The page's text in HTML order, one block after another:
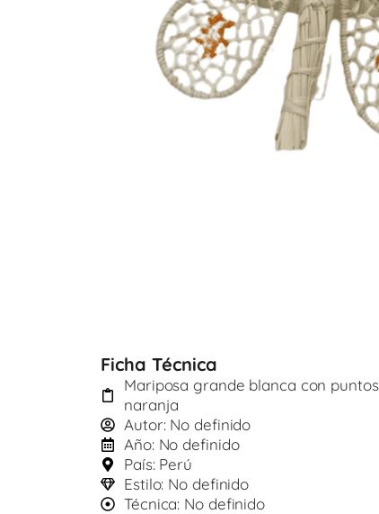
Ficha Técnica
Mariposa grande blanca con
naranja
Autor: No definido
Año: No definido
País: Perú
Estilo: No definido
Técnica: No definido